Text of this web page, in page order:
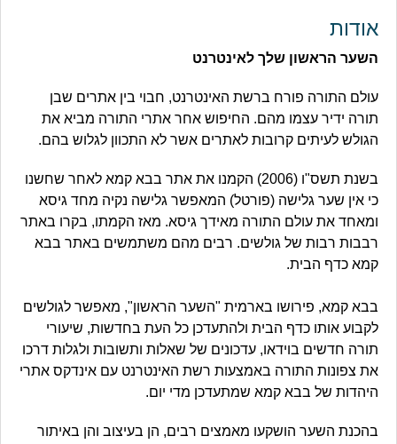
אודות
השער הראשון שלך לאינטרנט
עולם התורה פורח ברשת האינטרנט, חבוי בין אתרים שבן
תורה ידיר עצמו מהם. החיפוש אחר אתרי התורה מביא את
הגולש לעיתים קרובות לאתרים אשר לא התכוון לגלוש בהם.
בשנת תשס"ו (2006) הקמנו את אתר בבא קמא לאחר שחשנו
כי אין שער גלישה (פורטל) המאפשר גלישה נקיה מחד גיסא
ומאחד את עולם התורה מאידך גיסא. מאז הקמתו, בקרו באתר
רבבות רבות של גולשים. רבים מהם משתמשים באתר בבא
קמא כדף הבית.
בבא קמא, פירושו בארמית "השער הראשון", מאפשר לגולשים
לקבוע אותו כדף הבית ולהתעדכן כל העת בחדשות, שיעורי
תורה חדשים בוידאו, עדכונים של שאלות ותשובות ולגלות דרכו
את צפונות התורה באמצעות רשת האינטרנט עם אינדקס אתרי
היהדות של בבא קמא שמתעדכן מדי יום.
בהכנת השער הושקעו מאמצים רבים, הן בעיצוב והן באיתור